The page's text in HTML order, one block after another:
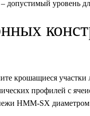
уровень
крошащиеся
профилей с
HMM-SX